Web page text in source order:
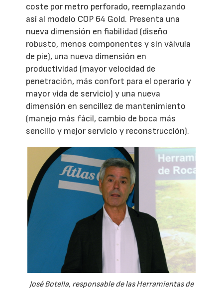
coste por metro perforado, reemplazando
así al modelo COP 64 Gold. Presenta una
nueva dimensión en fiabilidad (diseño
robusto, menos componentes y sin válvula
de pie), una nueva dimensión en
productividad (mayor velocidad de
penetración, más confort para el operario y
mayor vida de servicio) y una nueva
dimensión en sencillez de mantenimiento
(manejo más fácil, cambio de boca más
sencillo y mejor servicio y reconstrucción).
José Botella, responsable de las Herramientas de